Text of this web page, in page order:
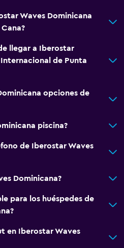
Waves Dominicana
llegar a Iberostar
de Punta
opciones de
piscina?
de Iberostar Waves
Dominicana?
para los huéspedes de
en Iberostar Waves